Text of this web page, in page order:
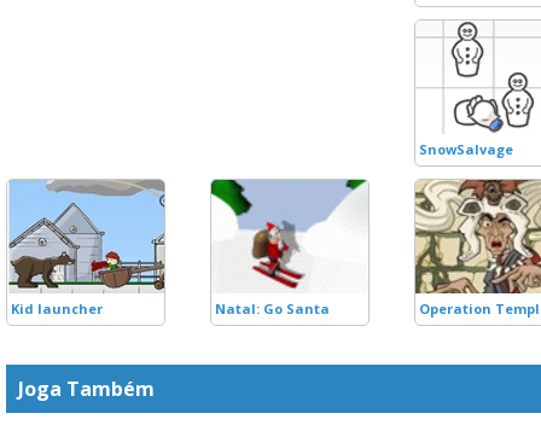
SnowSalvage
Kid launcher Natal: Go Santa Operation
Joga Também